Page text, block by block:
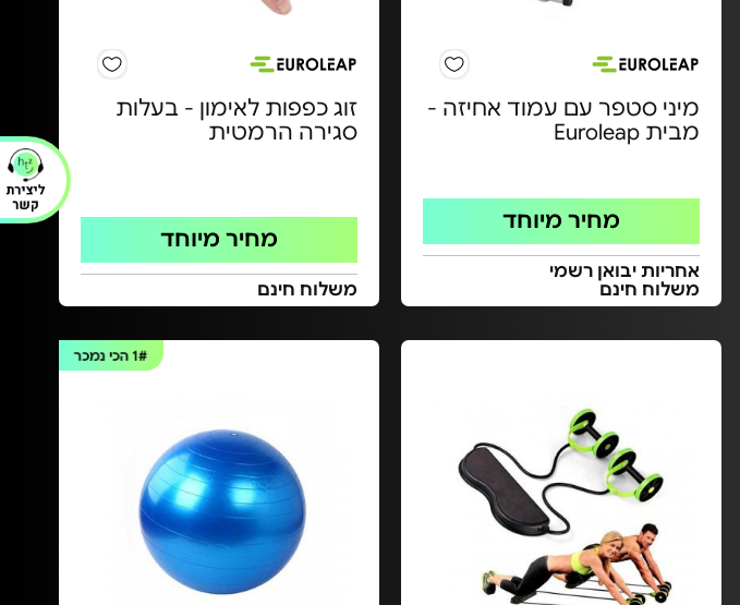
מיני סטפר עם עמוד אחיזה -
מבית Euroleap
מחיר מיוחד
אחריות יבואן רשמי
משלוח חינם
זוג כפפות לאימון - בעלות
סגירה הרמטית
מחיר מיוחד
משלוח חינם
1#הכי נמכר